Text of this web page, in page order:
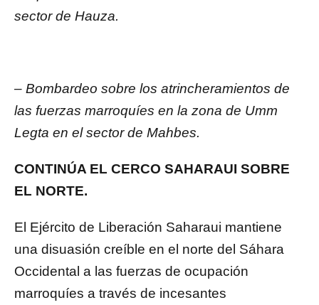
sector de Hauza.
– Bombardeo sobre los atrincheramientos de
las fuerzas marroquíes en la zona de Umm
Legta en el sector de Mahbes.
CONTINÚA EL CERCO SAHARAUI SOBRE
EL NORTE.
El Ejército de Liberación Saharaui mantiene
una disuasión creíble en el norte del Sáhara
Occidental a las fuerzas de ocupación
marroquíes a través de incesantes